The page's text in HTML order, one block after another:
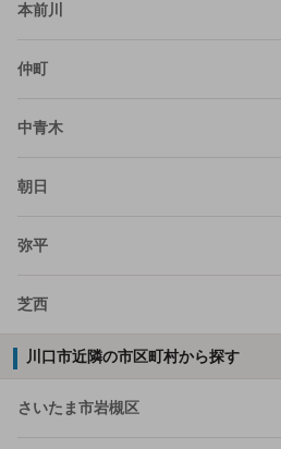
本前川
仲町
中青木
朝日
弥平
芝西
川口市近隣の市区町村から探す
さいたま市岩槻区